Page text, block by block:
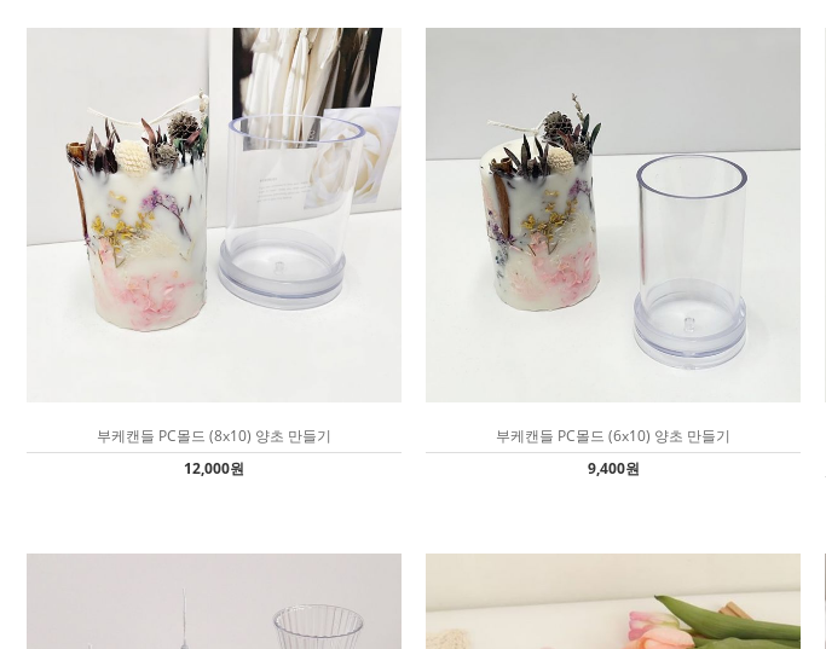
부케캔들 PC몰드 (8x10) 양초 만들기
12,000원
부케캔들 PC몰드 (6x10) 양초 만들기
9,400원